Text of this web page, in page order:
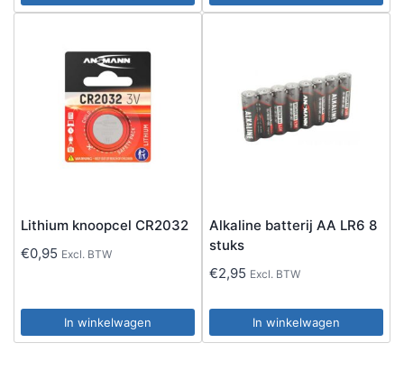
Lithium knoopcel CR2032
€0,95 Excl. BTW
In winkelwagen
Alkaline batterij AA LR6 8
stuks
€2,95 Excl. BTW
In winkelwagen